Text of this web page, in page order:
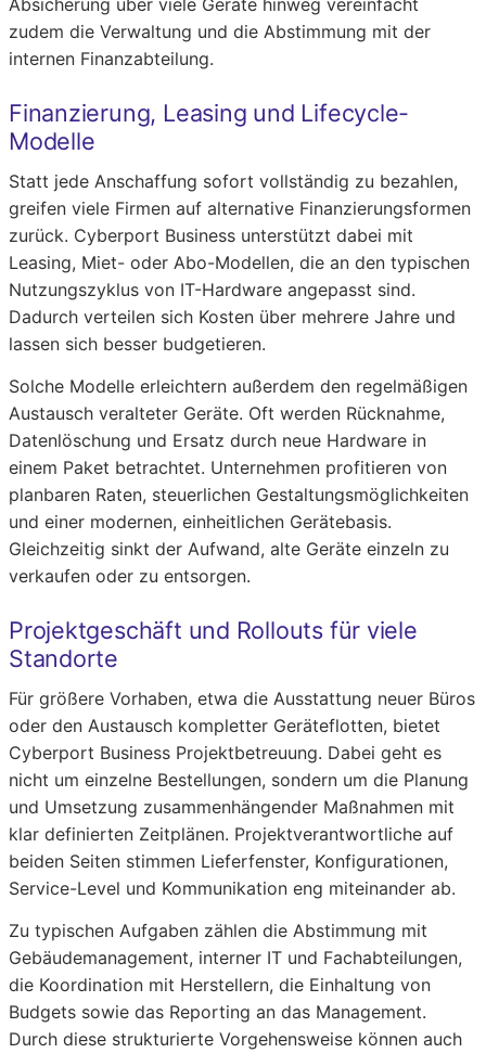
Absicherung über viele Geräte hinweg vereinfacht
zudem die Verwaltung und die Abstimmung mit der
internen Finanzabteilung.
Finanzierung, Leasing und Lifecycle-
Modelle
Statt jede Anschaffung sofort vollständig zu bezahlen,
greifen viele Firmen auf alternative Finanzierungsformen
zurück. Cyberport Business unterstützt dabei mit
Leasing, Miet- oder Abo-Modellen, die an den typischen
Nutzungszyklus von IT-Hardware angepasst sind.
Dadurch verteilen sich Kosten über mehrere Jahre und
lassen sich besser budgetieren.
Solche Modelle erleichtern außerdem den regelmäßigen
Austausch veralteter Geräte. Oft werden Rücknahme,
Datenlöschung und Ersatz durch neue Hardware in
einem Paket betrachtet. Unternehmen profitieren von
planbaren Raten, steuerlichen Gestaltungsmöglichkeiten
und einer modernen, einheitlichen Gerätebasis.
Gleichzeitig sinkt der Aufwand, alte Geräte einzeln zu
verkaufen oder zu entsorgen.
Projektgeschäft und Rollouts für viele
Standorte
Für größere Vorhaben, etwa die Ausstattung neuer Büros
oder den Austausch kompletter Geräteflotten, bietet
Cyberport Business Projektbetreuung. Dabei geht es
nicht um einzelne Bestellungen, sondern um die Planung
und Umsetzung zusammenhängender Maßnahmen mit
klar definierten Zeitplänen. Projektverantwortliche auf
beiden Seiten stimmen Lieferfenster, Konfigurationen,
Service-Level und Kommunikation eng miteinander ab.
Zu typischen Aufgaben zählen die Abstimmung mit
Gebäudemanagement, interner IT und Fachabteilungen,
die Koordination mit Herstellern, die Einhaltung von
Budgets sowie das Reporting an das Management.
Durch diese strukturierte Vorgehensweise können auch